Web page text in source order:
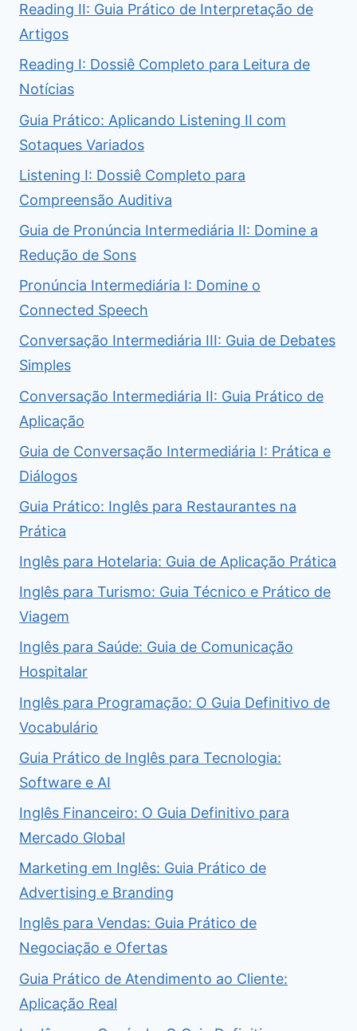
Reading II: Guia Prático de Interpretação de
Artigos
Reading I: Dossiê Completo para Leitura de
Notícias
Guia Prático: Aplicando Listening II com
Sotaques Variados
Listening I: Dossiê Completo para
Compreensão Auditiva
Guia de Pronúncia Intermediária II: Domine a
Redução de Sons
Pronúncia Intermediária I: Domine o
Connected Speech
Conversação Intermediária III: Guia de Debates
Simples
Conversação Intermediária II: Guia Prático de
Aplicação
Guia de Conversação Intermediária I: Prática e
Diálogos
Guia Prático: Inglês para Restaurantes na
Prática
Inglês para Hotelaria: Guia de Aplicação Prática
Inglês para Turismo: Guia Técnico e Prático de
Viagem
Inglês para Saúde: Guia de Comunicação
Hospitalar
Inglês para Programação: O Guia Definitivo de
Vocabulário
Guia Prático de Inglês para Tecnologia:
Software e AI
Inglês Financeiro: O Guia Definitivo para
Mercado Global
Marketing em Inglês: Guia Prático de
Advertising e Branding
Inglês para Vendas: Guia Prático de
Negociação e Ofertas
Guia Prático de Atendimento ao Cliente:
Aplicação Real